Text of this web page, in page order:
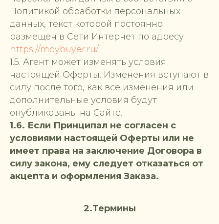
Политикой обработки персональных
данных, текст которой постоянно
размещен в Сети Интернет по адресу
https://moybuyer.ru/
1.5. Агент может изменять условия
настоящей Оферты. Изменения вступают в
силу после того, как все изменения или
дополнительные условия будут
опубликованы на Сайте.
1.6. Если Принципал не согласен с
условиями настоящей Оферты или не
имеет права на заключение Договора в
силу закона, ему следует отказаться от
акцепта и оформления Заказа.
2.Термины